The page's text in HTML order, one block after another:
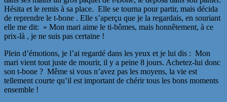
Hésita et le remis à sa place. Elle se tourna pour partir, mais décida
de reprendre le t-bone . Elle s’aperçu que je la regardais, en souriant
elle me dit: » Mon mari aime le ti-bômes, mais honnêtement, à ce
prix-là , je ne suis pas certaine !
Plein d’émotions, je l’ai regardé dans les yeux et je lui dis : Mon
mari vient tout juste de mourir, il y a peine 8 jours. Achetez-lui donc
son t-bone ? Même si vous n’avez pas les moyens, la vie est
tellement courte qu’il est important de chérir tous les bons moments
ensemble !